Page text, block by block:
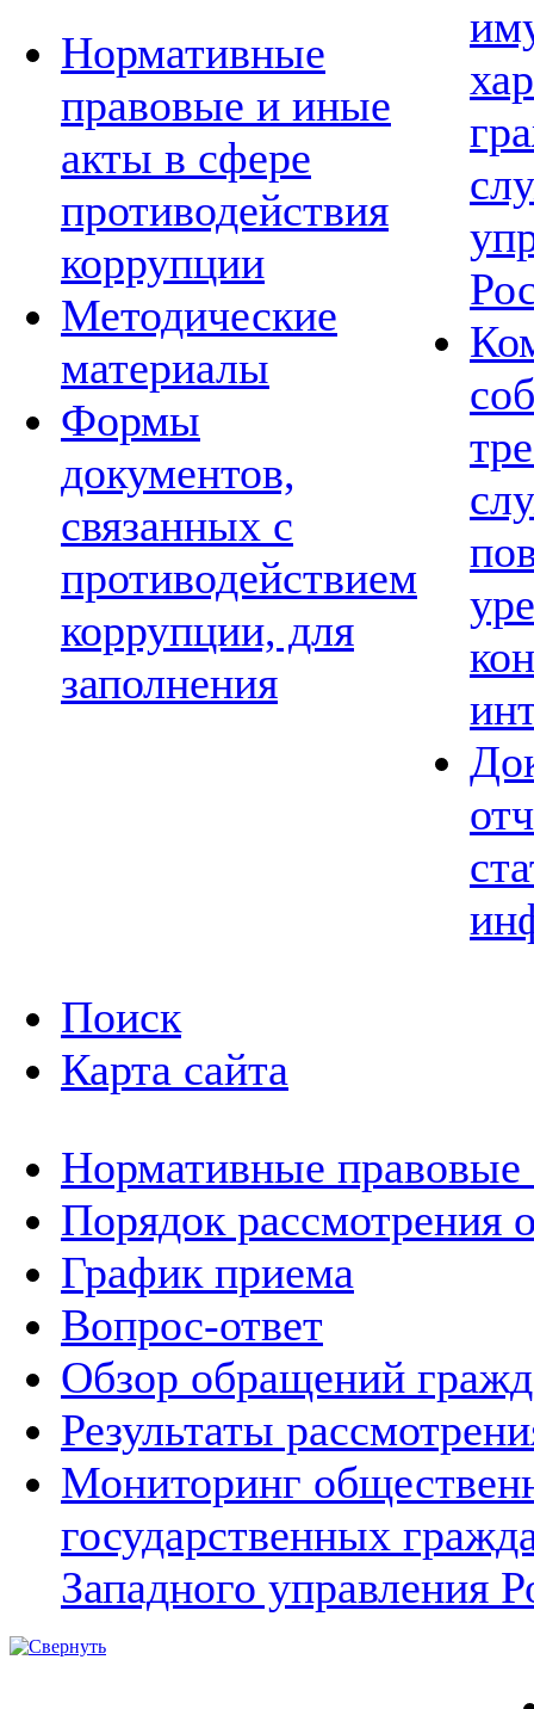
Нормативные
правовые и иные
акты в сфере
противодействия
коррупции
Методические
материалы
Формы
документов,
связанных с
противодействием
коррупции, для
заполнения
Поиск
Карта сайта
Нормативные правовые
Порядок рассмотрения
График приема
Вопрос-ответ
Обзор обращений
Результаты
Мониторинг
государственных
Западного управления